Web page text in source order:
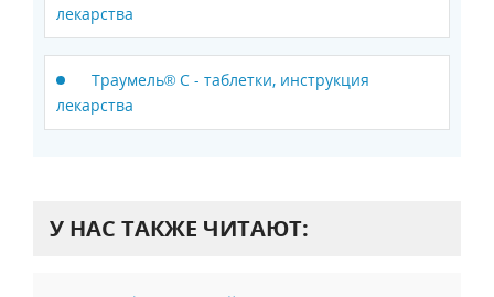
лекарства
Траумель® С - таблетки, инструкция
лекарства
У НАС ТАКЖЕ ЧИТАЮТ: